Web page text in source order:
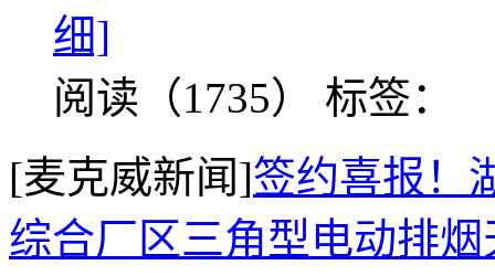
细]
阅读（1735） 标签：
[麦克威新闻]签约喜报！
综合厂区三角型电动排